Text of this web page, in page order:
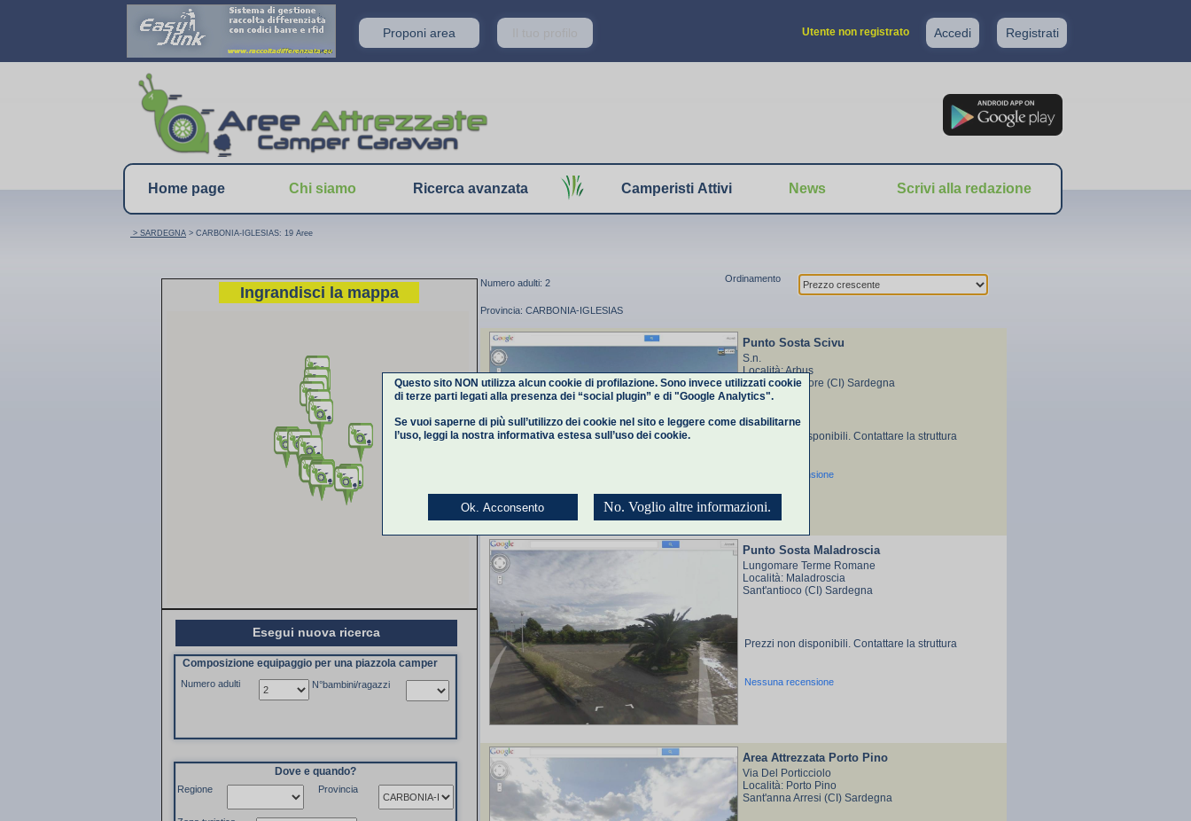
Utente non registrato
Proponi area Accedi Registrati
Home page Chi siamo Ricerca avanzata Camperisti Attivi News Scrivi alla redazione
Numero adulti: 2
Provincia: CARBONIA-IGLESIAS
Ordinamento
Punto Sosta Scivu
S.n.
Località: Arbus
Fluminimaggiore (CI) Sardegna
Prezzi non disponibili. Contattare la struttura
Nessuna recensione
Punto Sosta Maladroscia
Lungomare Terme Romane
Località: Maladroscia
Sant'antioco (CI) Sardegna
Prezzi non disponibili. Contattare la struttura
Nessuna recensione
Area Attrezzata Porto Pino
Via Del Porticciolo
Località: Porto Pino
Sant'anna Arresi (CI) Sardegna
Ingrandisci la mappa
Esegui nuova ricerca
Composizione equipaggio per una piazzola camper
Numero adulti N°bambini/ragazzi
Regione Provincia
Dove e quando?
> SARDEGNA > CARBONIA-IGLESIAS: 19 Aree
Questo sito NON utilizza alcun cookie di profilazione. Sono invece utilizzati cookie
di terze parti legati alla presenza dei “social plugin” e di "Google Analytics".
Se vuoi saperne di più sull’utilizzo dei cookie nel sito e leggere come disabilitarne
l’uso,leggi la nostra informativa estesasull’uso dei cookie.
Ok. Acconsento No. Voglio altre informazioni.